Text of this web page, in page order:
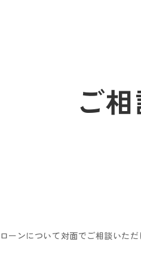
ご
ーンについて対面でご相談いただ